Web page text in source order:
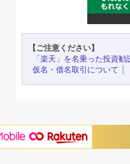
【ご注意ください】
「楽天」を名乗った投資
仮名・借名取引について